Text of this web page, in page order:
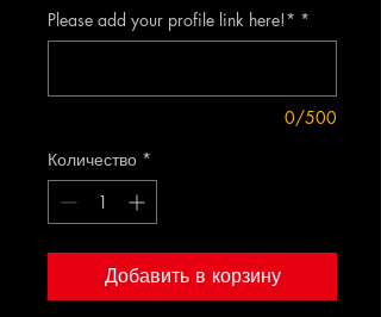
Please add your profile link here!* *
0/500
Количество *
Добавить в корзину